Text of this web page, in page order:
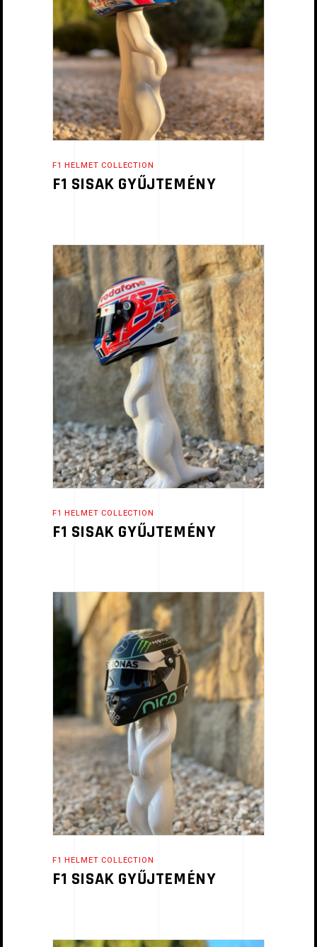
F1 HELMET COLLECTION
F1 SISAK GYŰJTEMÉNY
F1 HELMET COLLECTION
F1 SISAK GYŰJTEMÉNY
F1 HELMET COLLECTION
F1 SISAK GYŰJTEMÉNY